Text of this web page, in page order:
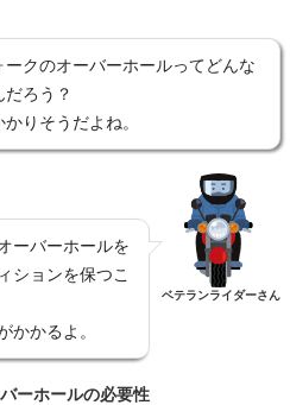
ークのオーバーホールってどんな
だろう？
りそうだよね。
ーバーホールを
ションを保つこ
かかるよ。
ベテランライダーさん
ーホールの必要性